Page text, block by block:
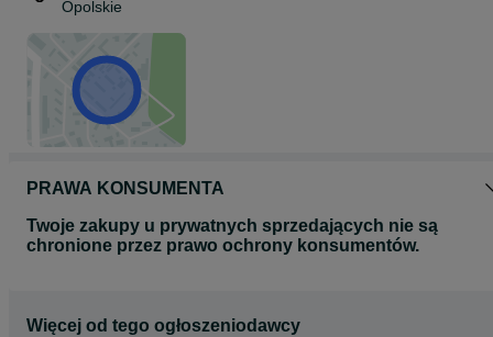
Opolskie
PRAWA KONSUMENTA
Twoje zakupy u prywatnych sprzedających nie są
chronione przez prawo ochrony konsumentów.
Więcej od tego ogłoszeniodawcy